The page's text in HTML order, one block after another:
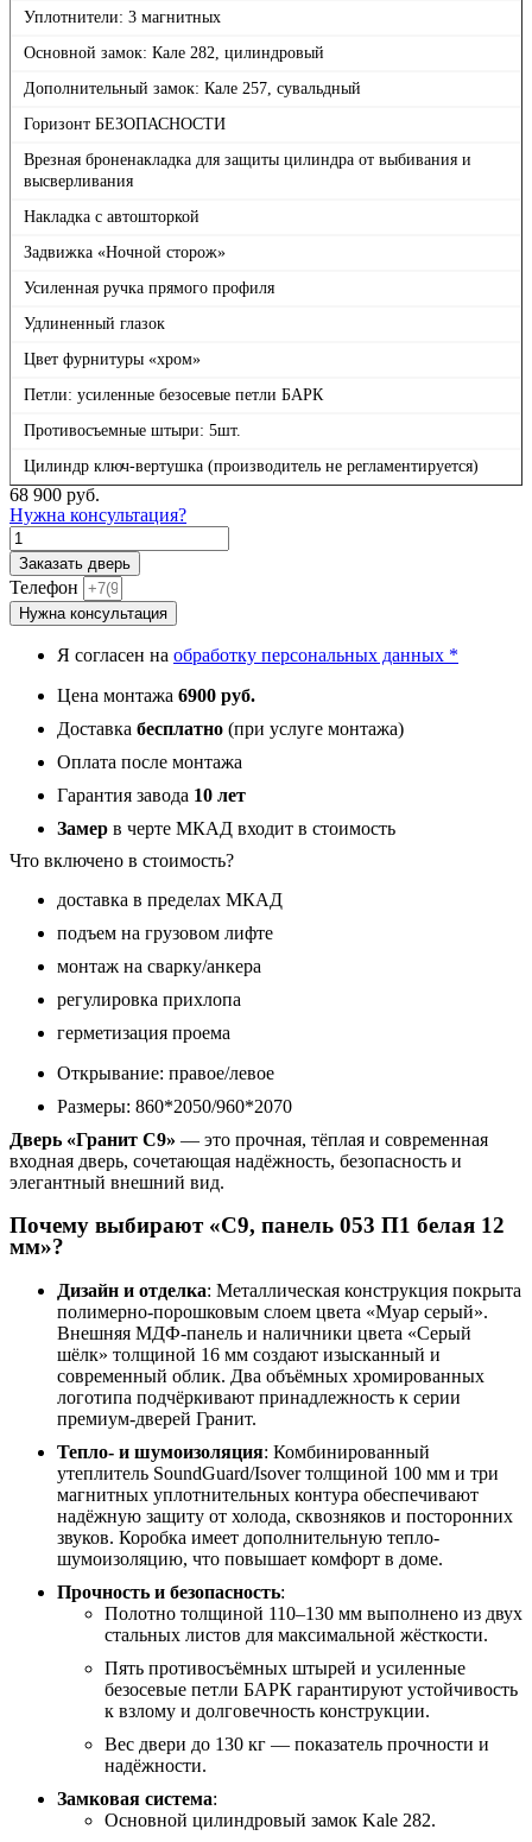
Уплотнители: 3 магнитных
Основной замок: Кале 282, цилиндровый
Дополнительный замок: Кале 257, сувальдный
Горизонт БЕЗОПАСНОСТИ
Врезная броненакладка для защиты цилиндра от выбивания и
высверливания
Накладка с автошторкой
Задвижка «Ночной сторож»
Усиленная ручка прямого профиля
Удлиненный глазок
Цвет фурнитуры «хром»
Петли: усиленные безосевые петли БАРК
Противосъемные штыри: 5шт.
Цилиндр ключ-вертушка (производитель не регламентируется)
68 900 руб.
Нужна консультация?
Количество
товара
С9,
панель
053
белая
Заказать дверь
Телефон
Нужна консультация
Я согласен на обработку персональных данных *
Цена монтажа 6900 руб.
Доставка бесплатно (при услуге монтажа)
Оплата после монтажа
Гарантия завода 10 лет
Замер в черте МКАД входит в стоимость
Что включено в стоимость?
доставка в пределах МКАД
подъем на грузовом лифте
монтаж на сварку/анкера
регулировка прихлопа
герметизация проема
Открывание: правое/левое
Размеры: 860*2050/960*2070
Дверь «Гранит С9» — это прочная, тёплая и современная
входная дверь, сочетающая надёжность, безопасность и
элегантный внешний вид.
Почему выбирают «С9, панель 053 П1 белая 12
мм»?
Дизайн и отделка: Металлическая конструкция покрыта
полимерно-порошковым слоем цвета «Муар серый».
Внешняя МДФ-панель и наличники цвета «Серый
шёлк» толщиной 16 мм создают изысканный и
современный облик. Два объёмных хромированных
логотипа подчёркивают принадлежность к серии
премиум-дверей Гранит.
Тепло- и шумоизоляция: Комбинированный
утеплитель SoundGuard/Isover толщиной 100 мм и три
магнитных уплотнительных контура обеспечивают
надёжную защиту от холода, сквозняков и посторонних
звуков. Коробка имеет дополнительную тепло-
шумоизоляцию, что повышает комфорт в доме.
Прочность и безопасность:
Полотно толщиной 110–130 мм выполнено из двух
стальных листов для максимальной жёсткости.
Пять противосъёмных штырей и усиленные
безосевые петли БАРК гарантируют устойчивость
к взлому и долговечность конструкции.
Вес двери до 130 кг — показатель прочности и
надёжности.
Замковая система:
Основной цилиндровый замок Kale 282.